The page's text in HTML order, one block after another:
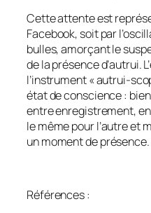
Cette attente est
Facebook, soit par
bulles, amorçant le
de la présence d’autrui.
l’instrument « autrui-
état de conscience :
entre enregistrement,
le même pour l’autre et
un moment de présence.
Références :